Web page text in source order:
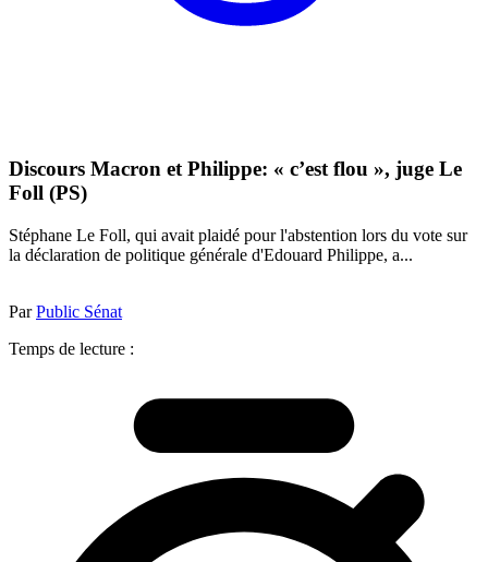
Discours Macron et Philippe: « c’est flou », juge Le
Foll (PS)
Stéphane Le Foll, qui avait plaidé pour l'abstention lors du vote sur
la déclaration de politique générale d'Edouard Philippe, a...
ParPublic Sénat
Temps de lecture :